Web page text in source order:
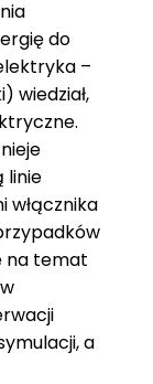
do
–
wiedział,
linie
włącznika
na temat
a